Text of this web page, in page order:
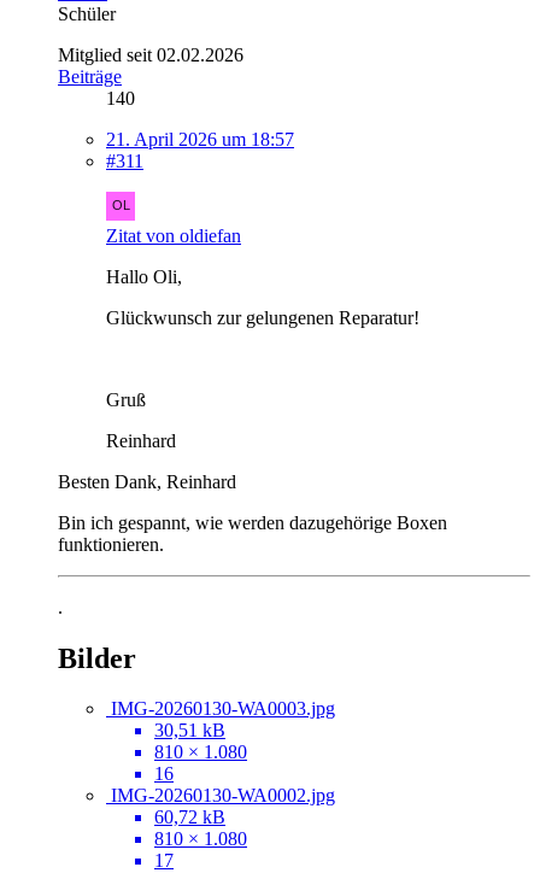
Schüler
Mitglied seit 02.02.2026
Beiträge
140
21. April 2026 um 18:57
#311
Zitat von oldiefan
Hallo Oli,
Glückwunsch zur gelungenen Reparatur!
Gruß
Reinhard
Besten Dank, Reinhard
Bin ich gespannt, wie werden dazugehörige Boxen
funktionieren.
.
Bilder
IMG-20260130-WA0003.jpg
30,51 kB
810 × 1.080
16
IMG-20260130-WA0002.jpg
60,72 kB
810 × 1.080
17